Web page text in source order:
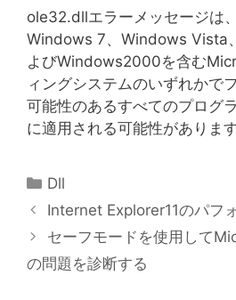
ole32.dllエラーメッセージは
Windows 7、Windows Vista
よびWindows2000を含む
ィングシステムのいずれかで
可能性のあるすべてのプログ
に適用される可能性があります
カ
テ
リ
ー
Dll
Internet Explorer11のパフ
セーフモードを使用して
の問題を診断する